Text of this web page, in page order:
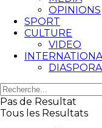
OPINIONS
SPORT
CULTURE
VIDEO
DIASPORA
Pas de Resultat
Tous les Resultats